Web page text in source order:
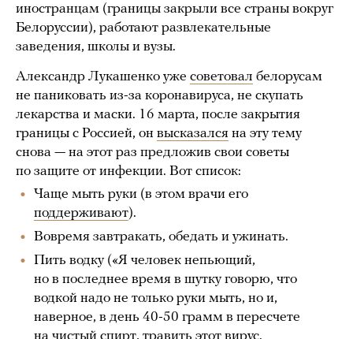
иностранцам (границы закрыли все страны вокруг
Белоруссии), работают развлекательные
заведения, школы и вузы.
Александр Лукашенко уже советовал белорусам
не паниковать из-за коронавируса, не скупать
лекарства и маски. 16 марта, после закрытия
границы с Россией, он высказался на эту тему
снова — на этот раз предложив свои советы
по защите от инфекции. Вот список:
Чаще мыть руки (в этом врачи его
поддерживают).
Вовремя завтракать, обедать и ужинать.
Пить водку («Я человек непьющий,
но в последнее время в шутку говорю, что
водкой надо не только руки мыть, но и,
наверное, в день 40-50 грамм в пересчете
на чистый спирт, травить этот вирус.